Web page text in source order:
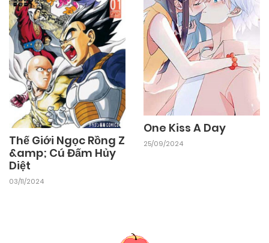
Thế Giới Ngọc Rồng Z
&amp; Cú Đấm Hủy
Diệt
03/11/2024
One Kiss A Day
25/09/2024